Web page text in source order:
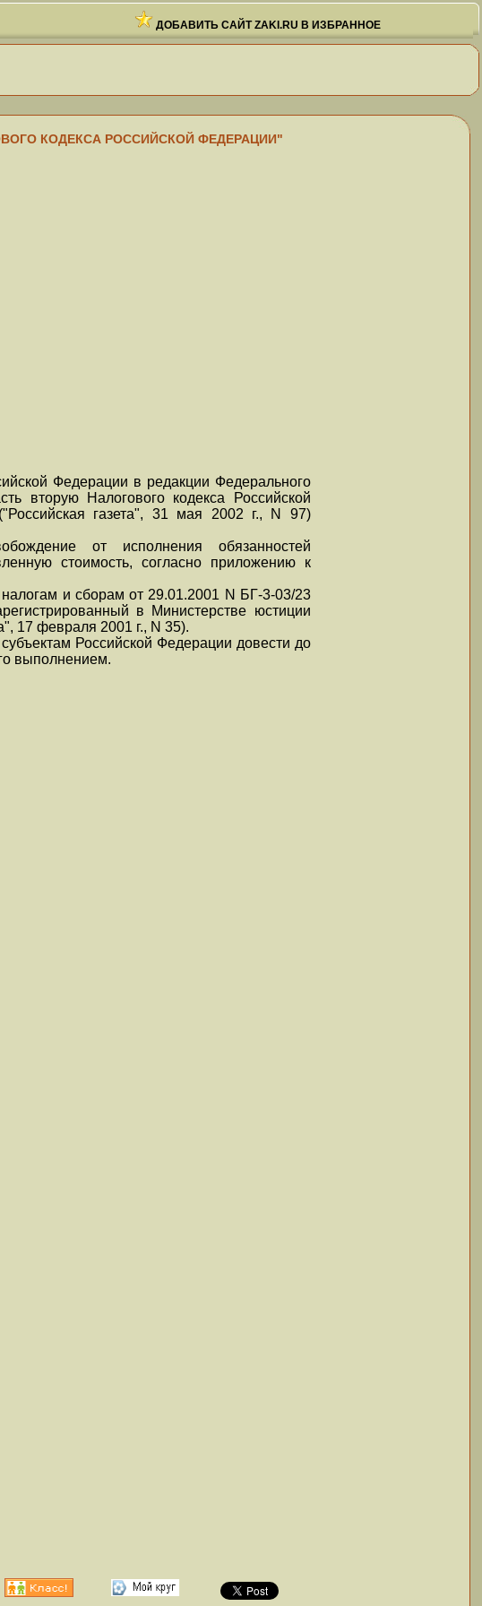
ДОБАВИТЬ САЙТ ZAKI.RU В ИЗБРАННОЕ
КОДЕКСА РОССИЙСКОЙ ФЕДЕРАЦИИ"
Федерации в редакции Федерального
вторую Налогового кодекса Российской
газета", 31 мая 2002 г., N 97)
от исполнения обязанностей
стоимость, согласно приложению к
и сборам от 29.01.2001 N БГ-3-03/23
в Министерстве юстиции
17 февраля 2001 г., N 35).
Российской Федерации довести до
выполнением.